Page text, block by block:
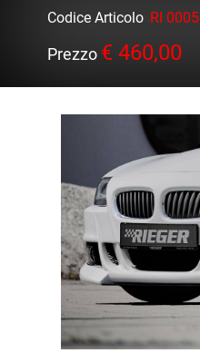
Codice Articolo RI
Prezzo € 460,00